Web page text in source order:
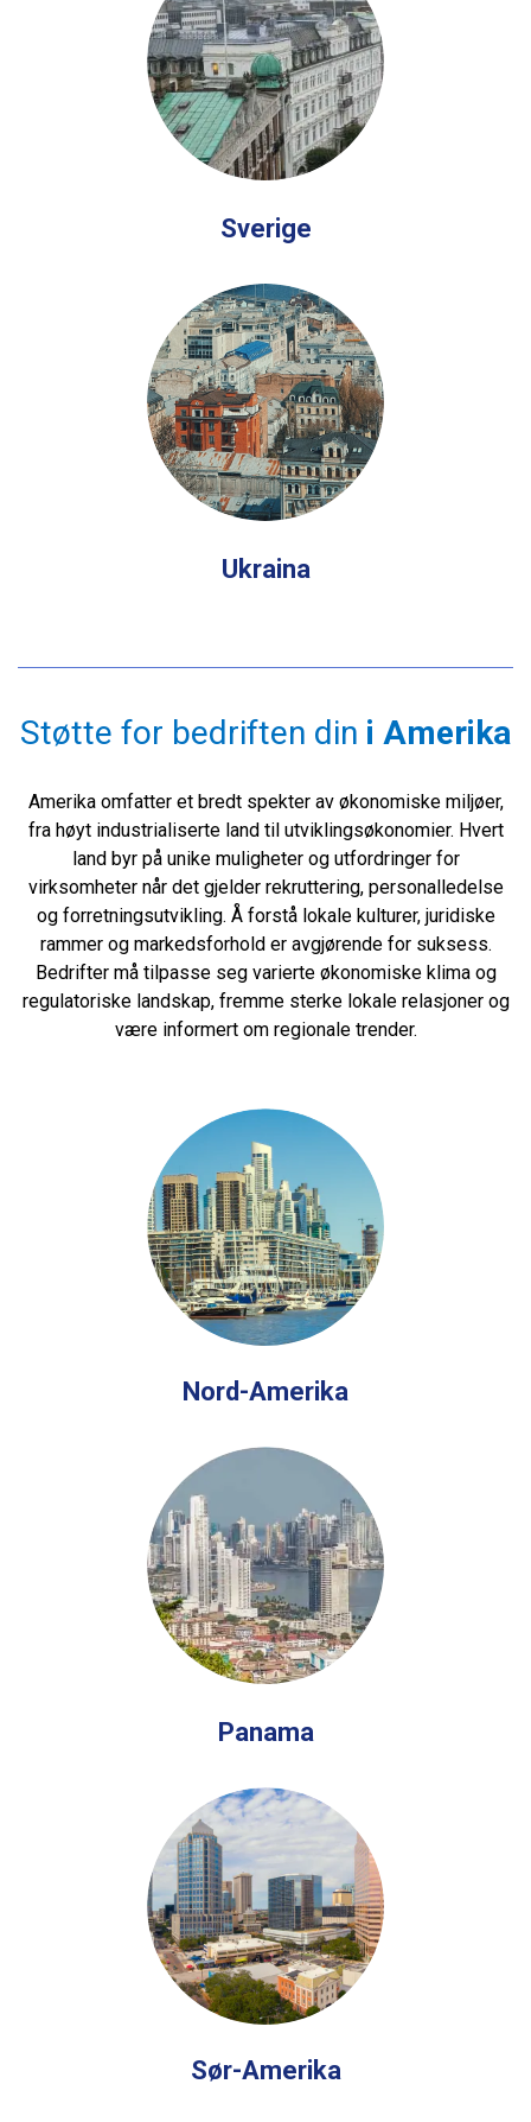
Sverige
Ukraina
Støtte for bedriften din i Amerika
Amerika omfatter et bredt spekter av økonomiske miljøer,
fra høyt industrialiserte land til utviklingsøkonomier. Hvert
land byr på unike muligheter og utfordringer for
virksomheter når det gjelder rekruttering, personalledelse
og forretningsutvikling. Å forstå lokale kulturer, juridiske
rammer og markedsforhold er avgjørende for suksess.
Bedrifter må tilpasse seg varierte økonomiske klima og
regulatoriske landskap, fremme sterke lokale relasjoner og
være informert om regionale trender.
Nord-Amerika
Panama
Sør-Amerika